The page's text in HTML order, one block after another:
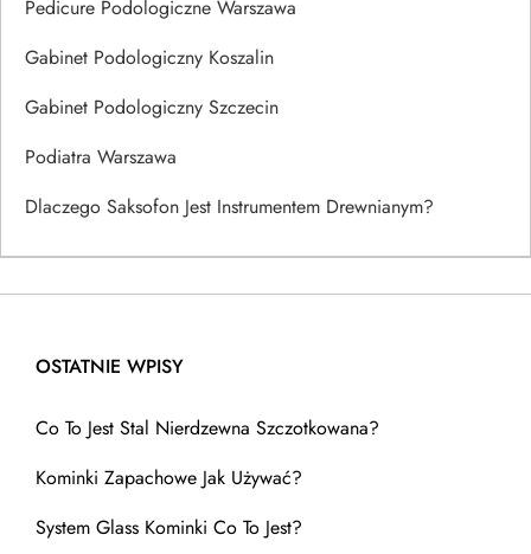
Pedicure Podologiczne Warszawa
Gabinet Podologiczny Koszalin
Gabinet Podologiczny Szczecin
Podiatra Warszawa
Dlaczego Saksofon Jest Instrumentem Drewnianym?
OSTATNIE WPISY
Co To Jest Stal Nierdzewna Szczotkowana?
Kominki Zapachowe Jak Używać?
System Glass Kominki Co To Jest?